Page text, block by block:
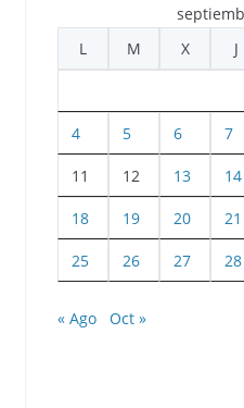
L
M X J
4 5 6 7
11 12 13 14
18 19 20 21
25 26 27 28
« Ago Oct »